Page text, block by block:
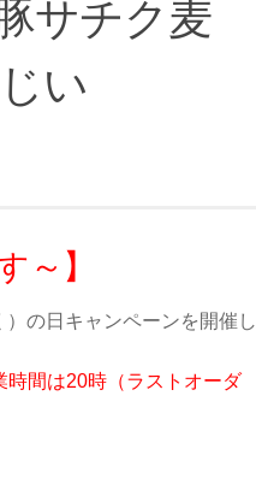
サチク麦
い
～】
の日キャンペーンを開催し
時間は20時（ラストオーダ